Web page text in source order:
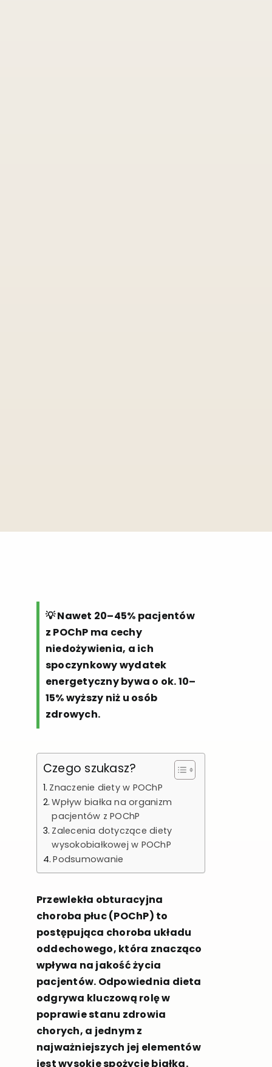
💡 Nawet 20–45% pacjentów
z POChP ma cechy
niedożywienia, a ich
spoczynkowy wydatek
energetyczny bywa o ok. 10–
15% wyższy niż u osób
zdrowych.
Czego szukasz?
Znaczenie diety w POChP
Wpływ białka na organizm
pacjentów z POChP
Zalecenia dotyczące diety
wysokobiałkowej w POChP
Podsumowanie
Przewlekła obturacyjna
choroba płuc (POChP) to
postępująca choroba układu
oddechowego, która znacząco
wpływa na jakość życia
pacjentów. Odpowiednia dieta
odgrywa kluczową rolę w
poprawie stanu zdrowia
chorych, a jednym z
najważniejszych jej elementów
jest wysokie spożycie białka.